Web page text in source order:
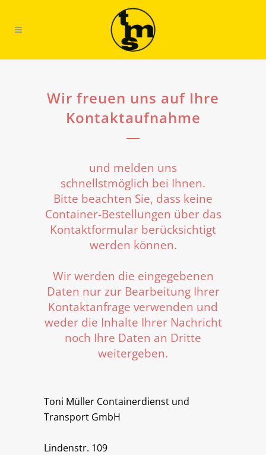
Wir freuen uns auf Ihre
Kontaktaufnahme
und melden uns
schnellstmöglich bei Ihnen.
Bitte beachten Sie, dass keine
Container-Bestellungen über das
Kontaktformular berücksichtigt
werden können.
Wir werden die eingegebenen
Daten nur zur Bearbeitung Ihrer
Kontaktanfrage verwenden und
weder die Inhalte Ihrer Nachricht
noch Ihre Daten an Dritte
weitergeben.
Toni Müller Containerdienst und
Transport GmbH
Lindenstr. 109